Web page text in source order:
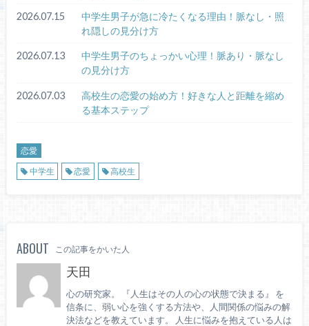
2026.07.15
中学生男子が急に冷たくなる理由！脈なし・照
れ隠しの見分け方
2026.07.13
中学生男子のちょっかい心理！脈あり・脈なし
の見分け方
2026.07.03
高校生の恋愛の始め方！好きな人と距離を縮め
る基本ステップ
恋愛
中学生
恋愛 高校生
ABOUT この記事をかいた人
天田
心の研究家。 『人生はその人の心の状態で決まる』 を
信条に、弱い心を強くする方法や、人間関係の悩みの解
決法などを教えています。 人生に悩みを抱えている人は